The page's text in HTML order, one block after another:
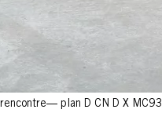
rencontre plan D CN D X MC93